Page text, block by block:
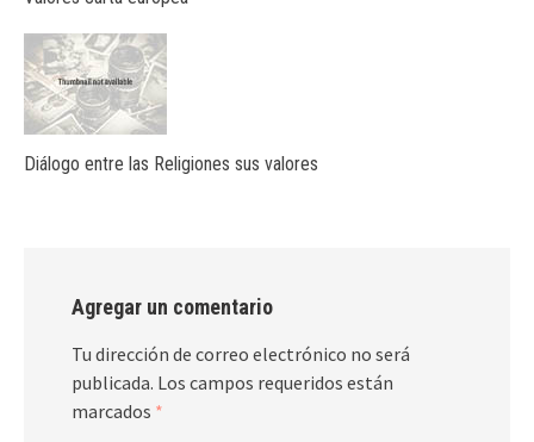
Diálogo entre las Religiones sus valores
Agregar un comentario
Tu dirección de correo electrónico no será
publicada. Los campos requeridos están
marcados *